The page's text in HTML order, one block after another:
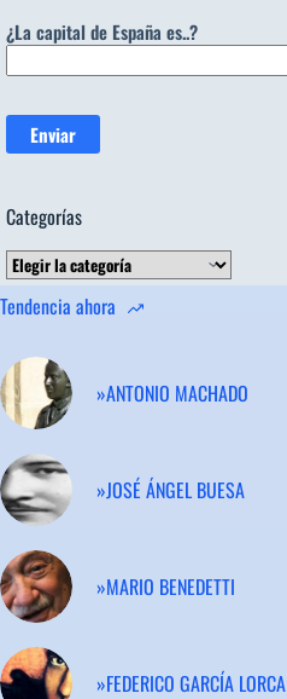
¿La capital de España es..?
Categorías
Categorías
Tendencia ahora
»ANTONIO MACHADO
»JOSÉ ÁNGEL BUESA
»MARIO BENEDETTI
»FEDERICO GARCÍA LORCA